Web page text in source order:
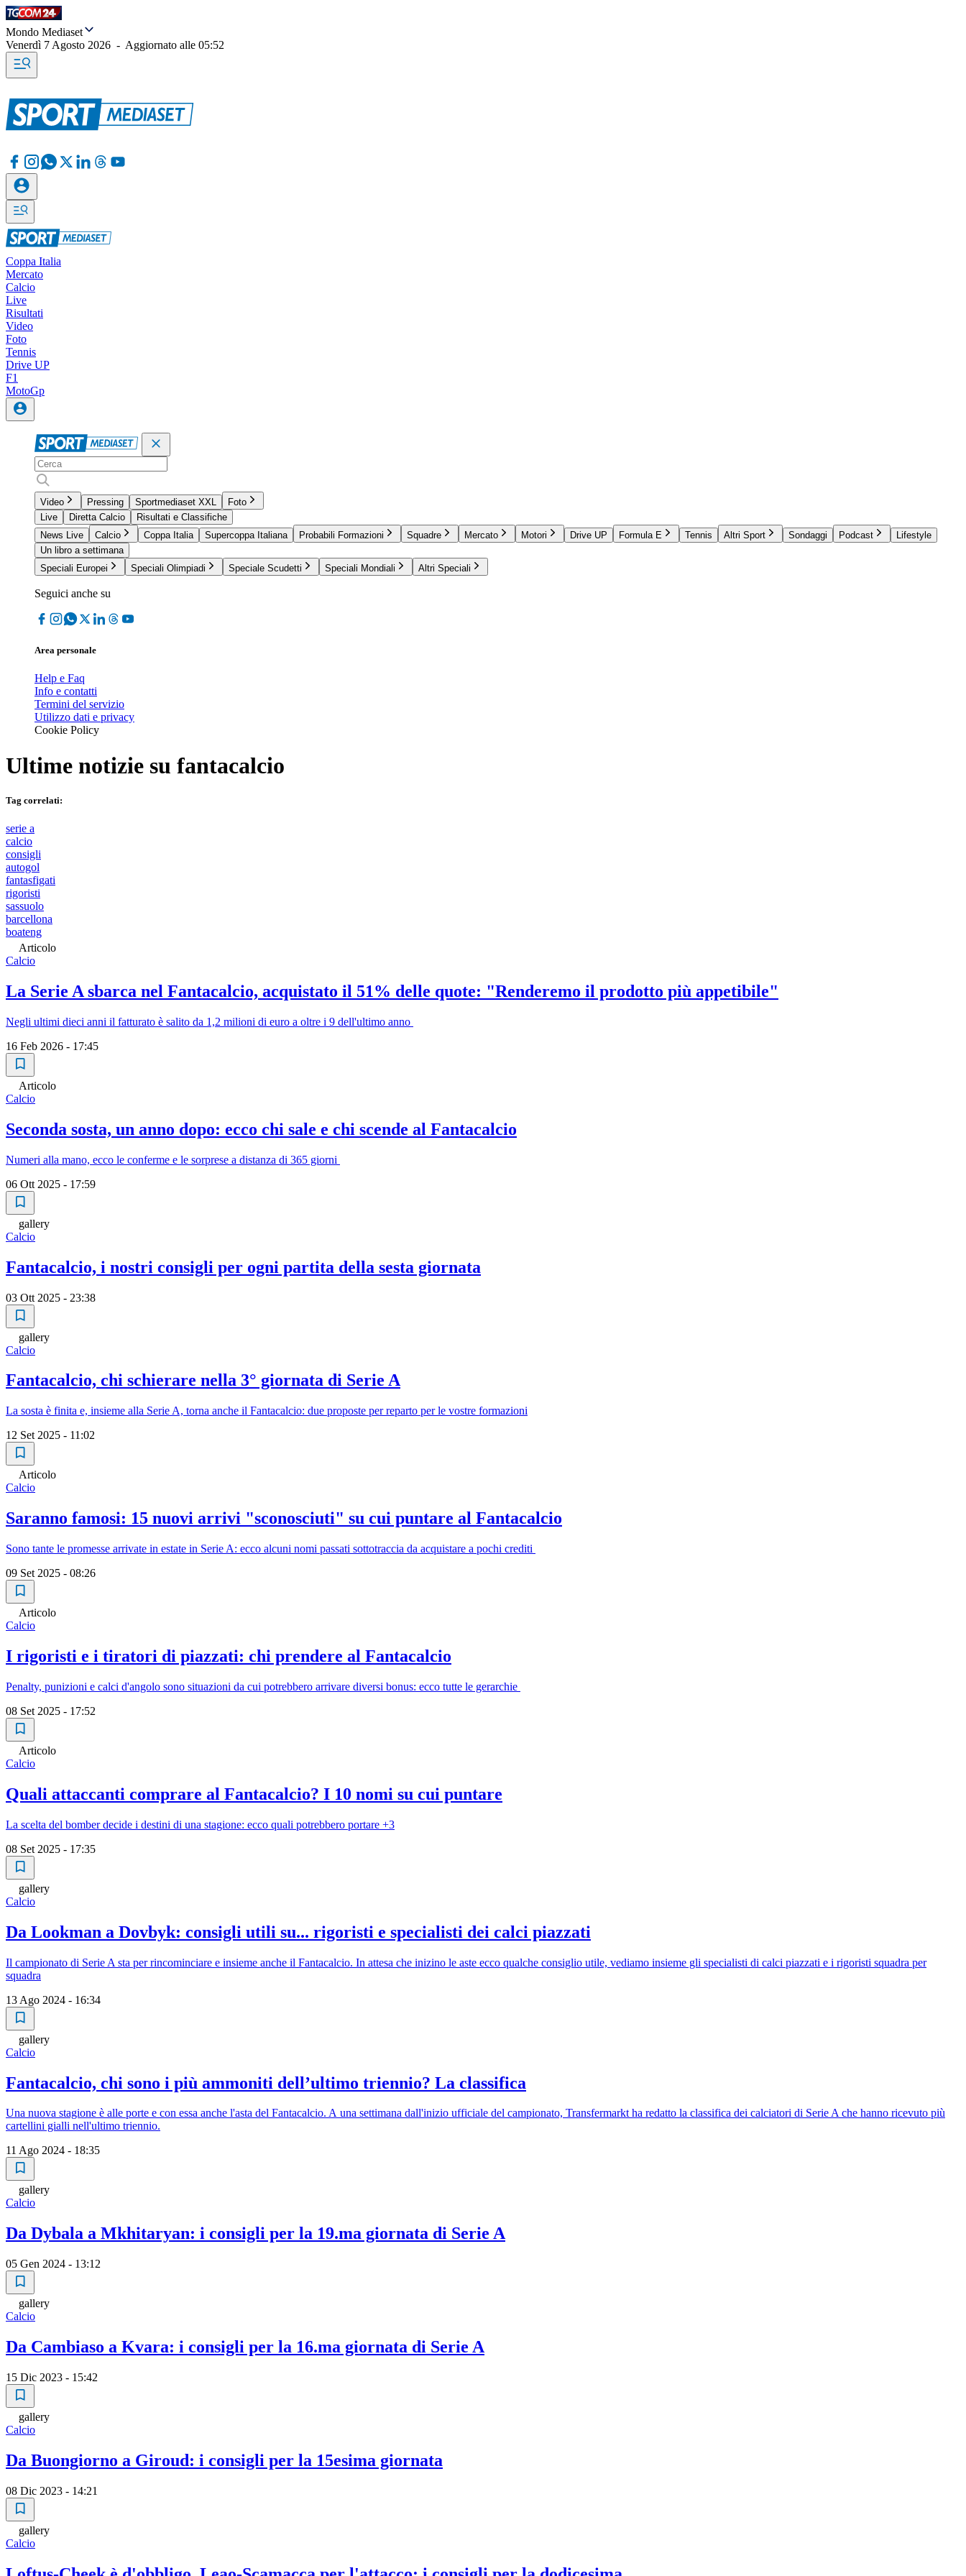
Mondo Mediaset
Venerdì 7 Agosto 2026 - Aggiornato alle 05:52
Coppa Italia
Mercato
Calcio
Live
Risultati
Video
Foto
Tennis
Drive UP
F1
MotoGp
Video Pressing Sportmediaset XXL
Foto
Live
Diretta Calcio
Risultati e Classifiche
News Live
Calcio Coppa Italia Supercoppa Italiana Probabili Formazioni Squadre Mercato Motori Drive UP Formula E Tennis Altri Sport Sondaggi Podcast
Lifestyle
Un libro a settimana
Speciali Europei
Speciali Olimpiadi Speciale Scudetti Speciali Mondiali Altri Speciali
Seguici anche su
Area personale
Help e Faq
Info e contatti
Termini del servizio
Utilizzo dati e privacy
Cookie Policy
Ultime notizie su fantacalcio
Tag correlati:
serie a
calcio
consigli
autogol
fantasfigati
rigoristi
sassuolo
barcellona
boateng
Articolo
Calcio
La Serie A sbarca nel Fantacalcio, acquistato il 51% delle quote: "Renderemo il prodotto più appetibile"
Negli ultimi dieci anni il fatturato è salito da 1,2 milioni di euro a oltre i 9 dell'ultimo anno
16 Feb 2026 - 17:45
Articolo
Calcio
Seconda sosta, un anno dopo: ecco chi sale e chi scende al Fantacalcio
Numeri alla mano, ecco le conferme e le sorprese a distanza di 365 giorni
06 Ott 2025 - 17:59
gallery
Calcio
Fantacalcio, i nostri consigli per ogni partita della sesta giornata
03 Ott 2025 - 23:38
gallery
Calcio
Fantacalcio, chi schierare nella 3° giornata di Serie A
La sosta è finita e, insieme alla Serie A, torna anche il Fantacalcio: due proposte per reparto per le vostre formazioni
12 Set 2025 - 11:02
Articolo
Calcio
Saranno famosi: 15 nuovi arrivi "sconosciuti" su cui puntare al Fantacalcio
Sono tante le promesse arrivate in estate in Serie A: ecco alcuni nomi passati sottotraccia da acquistare a pochi crediti
09 Set 2025 - 08:26
Articolo
Calcio
I rigoristi e i tiratori di piazzati: chi prendere al Fantacalcio
Penalty, punizioni e calci d'angolo sono situazioni da cui potrebbero arrivare diversi bonus: ecco tutte le gerarchie
08 Set 2025 - 17:52
Articolo
Calcio
Quali attaccanti comprare al Fantacalcio? I 10 nomi su cui puntare
La scelta del bomber decide i destini di una stagione: ecco quali potrebbero portare +3
08 Set 2025 - 17:35
gallery
Calcio
Da Lookman a Dovbyk: consigli utili su... rigoristi e specialisti dei calci piazzati
Il campionato di Serie A sta per rincominciare e insieme anche il Fantacalcio. In attesa che inizino le aste ecco qualche consiglio utile, vediamo insieme gli specialisti di calci piazzati e i rigoristi squadra per
squadra
13 Ago 2024 - 16:34
gallery
Calcio
Fantacalcio, chi sono i più ammoniti dell’ultimo triennio? La classifica
Una nuova stagione è alle porte e con essa anche l'asta del Fantacalcio. A una settimana dall'inizio ufficiale del campionato, Transfermarkt ha redatto la classifica dei calciatori di Serie A che hanno ricevuto più
cartellini gialli nell'ultimo triennio.
11 Ago 2024 - 18:35
gallery
Calcio
Da Dybala a Mkhitaryan: i consigli per la 19.ma giornata di Serie A
05 Gen 2024 - 13:12
gallery
Calcio
Da Cambiaso a Kvara: i consigli per la 16.ma giornata di Serie A
15 Dic 2023 - 15:42
gallery
Calcio
Da Buongiorno a Giroud: i consigli per la 15esima giornata
08 Dic 2023 - 14:21
gallery
Calcio